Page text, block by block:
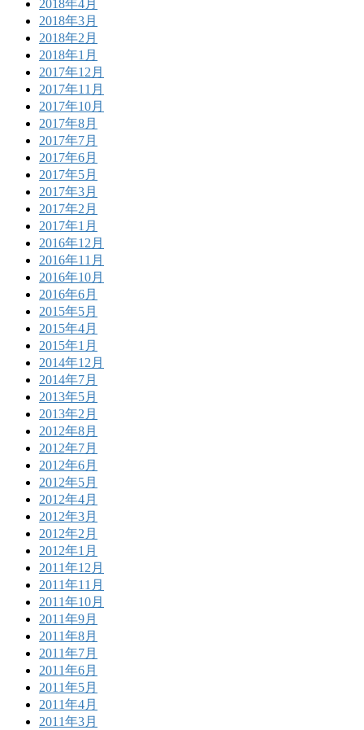
2018年4月
2018年3月
2018年2月
2018年1月
2017年12月
2017年11月
2017年10月
2017年8月
2017年7月
2017年6月
2017年5月
2017年3月
2017年2月
2017年1月
2016年12月
2016年11月
2016年10月
2016年6月
2015年5月
2015年4月
2015年1月
2014年12月
2014年7月
2013年5月
2013年2月
2012年8月
2012年7月
2012年6月
2012年5月
2012年4月
2012年3月
2012年2月
2012年1月
2011年12月
2011年11月
2011年10月
2011年9月
2011年8月
2011年7月
2011年6月
2011年5月
2011年4月
2011年3月